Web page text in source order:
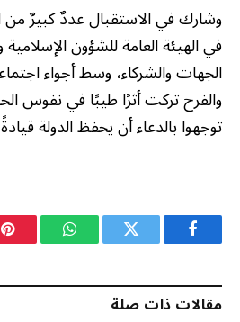
وشارك في الاستقبال عددٌ كبيرٌ
في الهيئة العامة للشؤون الإسلامية
الجهات والشركاء، وسط أجواء
والفرح تركت أثرًا طيبًا في نفوس
توجهوا بالدعاء أن يحفظ الدولة
فيسبوك تويتر واتساب
مقالات ذات صلة